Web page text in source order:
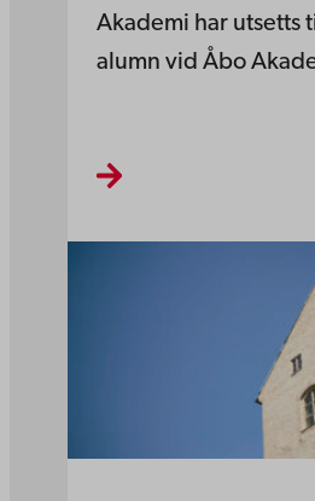
Akademi har utsetts
alumn vid Åbo